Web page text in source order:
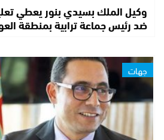
وكيل الملك بسيدي بنور يعطي
ضد رئيس جماعة ترابية بمنطقة
جهات